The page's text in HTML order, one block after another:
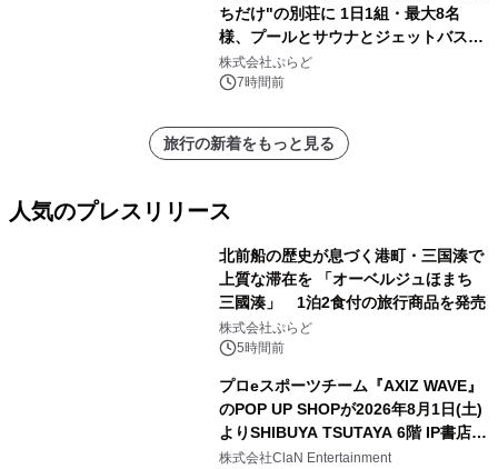
ちだけ"の別荘に 1日1組・最大8名
様、プールとサウナとジェットバス付
きで Villa Mon Temps AWAJIの連泊
素泊りプラン
株式会社ぷらど
7時間前
旅行の新着をもっと見る
人気のプレスリリース
北前船の歴史が息づく港町・三国湊で
上質な滞在を 「オーベルジュほまち
三國湊」 1泊2食付の旅行商品を発売
株式会社ぷらど
5時間前
プロeスポーツチーム『AXIZ WAVE』
のPOP UP SHOPが2026年8月1日(土)
よりSHIBUYA TSUTAYA 6階 IP書店で
開催決定！！
株式会社ClaN Entertainment